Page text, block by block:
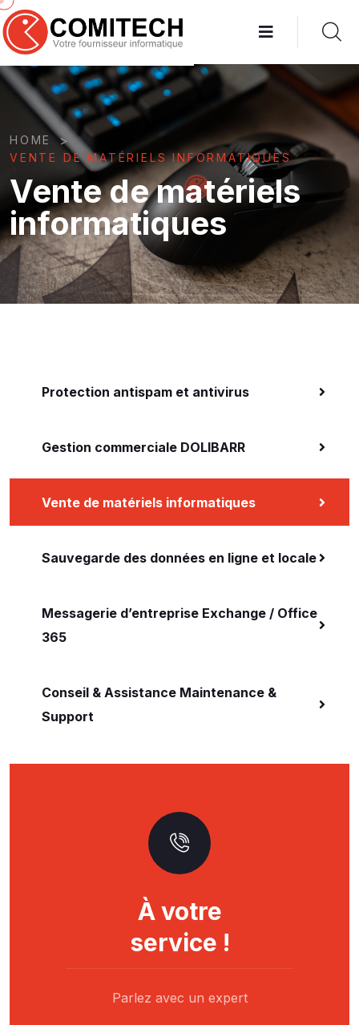
HOME >
VENTE DE MATÉRIELS INFORMATIQUES
Vente de matériels
informatiques
Protection antispam et antivirus
Gestion commerciale DOLIBARR
Vente de matériels informatiques
Sauvegarde des données en ligne et locale
Messagerie d’entreprise Exchange / Office
365
Conseil & Assistance Maintenance &
Support
À votre
service !
Parlez avec un expert